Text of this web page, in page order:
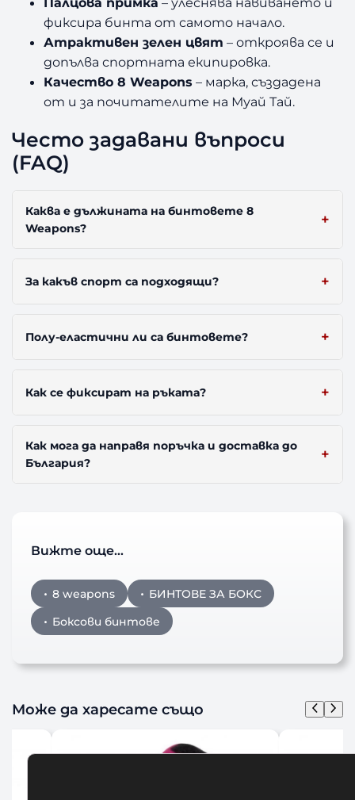
фиксира бинта от самото начало.
Атрактивен зелен цвят – откроява се и
допълва спортната екипировка.
Качество 8 Weapons – марка, създадена
от и за почитателите на Муай Тай.
Често задавани въпроси
(FAQ)
Каква е дължината на бинтовете 8
Weapons?
За какъв спорт са подходящи?
Полу-еластични ли са бинтовете?
Как се фиксират на ръката?
Как мога да направя поръчка и доставка до
България?
Вижте още…
8 weapons
БИНТОВЕ ЗА БОКС
Боксови бинтове
Може да харесате също